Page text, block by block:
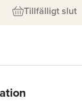
Tillfälligt slut